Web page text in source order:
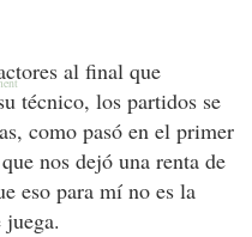
al final que
técnico, los partidos se
como pasó en el primer
nos dejó una renta de
eso para mí no es la